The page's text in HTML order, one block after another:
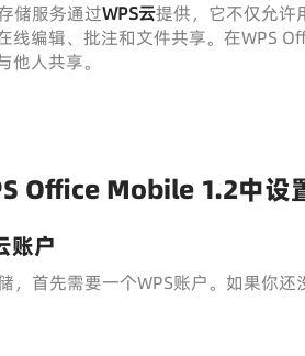
储服务通过WPS云提供，它不仅允许
线编辑、批注和文件共享。在WPS
他人共享。
Office Mobile 1.2中设
账户
，首先需要一个WPS账户。如果你还